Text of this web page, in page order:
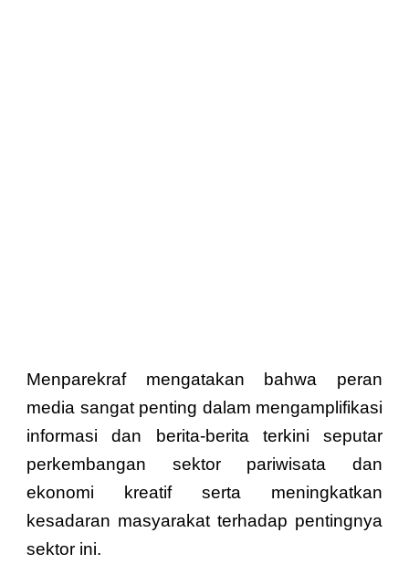
Menparekraf mengatakan bahwa peran
media sangat penting dalam mengamplifikasi
informasi dan berita-berita terkini seputar
perkembangan sektor pariwisata dan
ekonomi kreatif serta meningkatkan
kesadaran masyarakat terhadap pentingnya
sektor ini.